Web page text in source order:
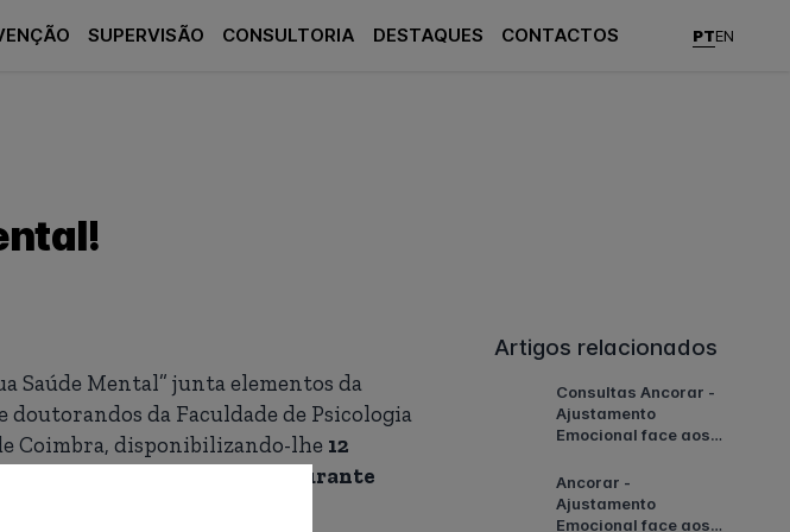
SUPERVISÃO CONSULTORIA DESTAQUES CONTACTOS PTEN
Saúde Mental” junta elementos da
doutorandos da Faculdade de Psicologia
Coimbra, disponibilizando-lhe 12
si e da sua saúde mental durante
Artigos relacionados
Consultas Ancorar -
Ajustamento
Emocional face aos
Meteorológicos
Extremos em Portugal
Ancorar -
Ajustamento
Emocional face aos